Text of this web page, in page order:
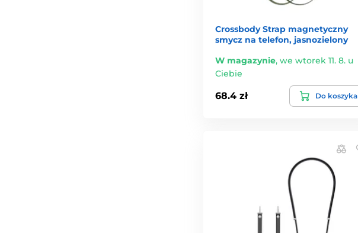
Crossbody Strap magnetyczny
smycz na telefon, jasnozielony
W magazynie, we wtorek 11. 8. u
Ciebie
68.4 zł Do koszyka